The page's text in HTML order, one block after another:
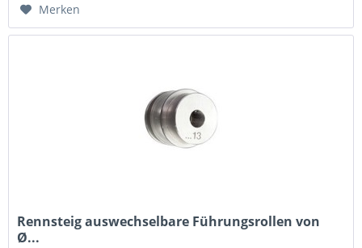
Merken
Rennsteig auswechselbare Führungsrollen von
Ø...